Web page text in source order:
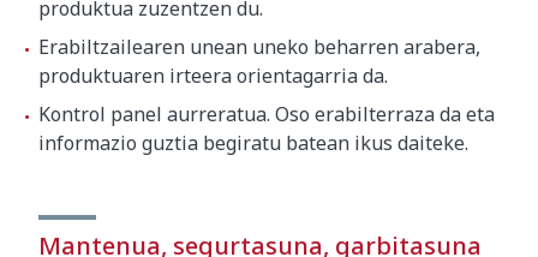
produktua zuzentzen du.
Erabiltzailearen unean uneko beharren arabera,
produktuaren irteera orientagarria da.
Kontrol panel aurreratua. Oso erabilterraza da eta
informazio guztia begiratu batean ikus daiteke.
Mantenua, segurtasuna, garbitasuna